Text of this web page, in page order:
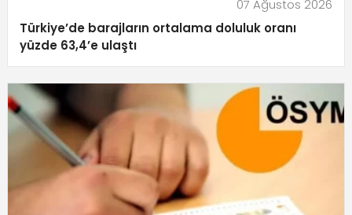
07 Ağustos 2026
Türkiye’de barajların ortalama doluluk oranı
yüzde 63,4’e ulaştı